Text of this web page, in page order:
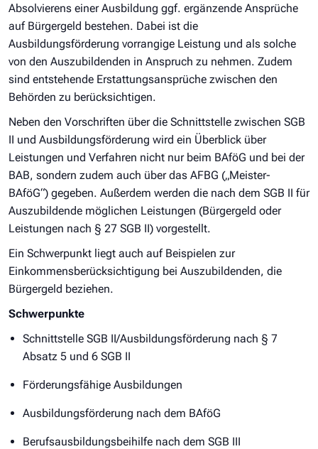
Absolvierens einer Ausbildung ggf. ergänzende Ansprüche
auf Bürgergeld bestehen. Dabei ist die
Ausbildungsförderung vorrangige Leistung und als solche
von den Auszubildenden in Anspruch zu nehmen. Zudem
sind entstehende Erstattungsansprüche zwischen den
Behörden zu berücksichtigen.
Neben den Vorschriften über die Schnittstelle zwischen SGB
II und Ausbildungsförderung wird ein Überblick über
Leistungen und Verfahren nicht nur beim BAföG und bei der
BAB, sondern zudem auch über das AFBG („Meister-
BAföG“) gegeben. Außerdem werden die nach dem SGB II für
Auszubildende möglichen Leistungen (Bürgergeld oder
Leistungen nach § 27 SGB II) vorgestellt.
Ein Schwerpunkt liegt auch auf Beispielen zur
Einkommensberücksichtigung bei Auszubildenden, die
Bürgergeld beziehen.
Schwerpunkte
Schnittstelle SGB II/Ausbildungsförderung nach § 7
Absatz 5 und 6 SGB II
Förderungsfähige Ausbildungen
Ausbildungsförderung nach dem BAföG
Berufsausbildungsbeihilfe nach dem SGB III